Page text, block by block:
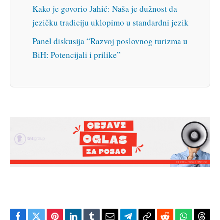
Kako je govorio Jahić: Naša je dužnost da
jezičku tradiciju uklopimo u standardni jezik
Panel diskusija “Razvoj poslovnog turizma u
BiH: Potencijali i prilike”